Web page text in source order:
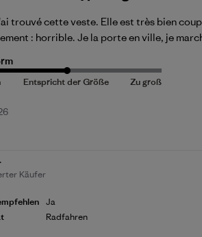
trouvé cette veste. Elle est très bien
: horrible. Je la porte en ville, je
Veröffentlichungsdatum
Käufer
Ja
Radfahren